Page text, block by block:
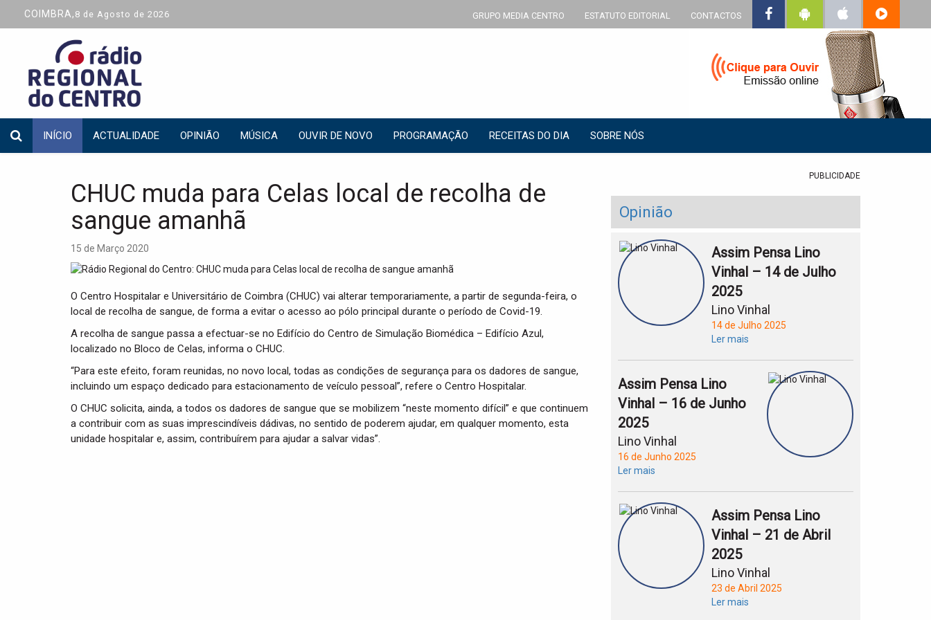
COIMBRA, 8 de Agosto de 2026 GRUPO MEDIA CENTRO ESTATUTO EDITORIAL CONTACTOS
INÍCIO ACTUALIDADE OPINIÃO MÚSICA OUVIR DE NOVO PROGRAMAÇÃO RECEITAS DO DIA SOBRE NÓS
CHUC muda para Celas local de recolha de
sangue amanhã
15 de Março 2020
O Centro Hospitalar e Universitário de Coimbra (CHUC) vai alterar temporariamente, a partir de segunda-feira, o
local de recolha de sangue, de forma a evitar o acesso ao pólo principal durante o período de Covid-19.
A recolha de sangue passa a efectuar-se no Edifício do Centro de Simulação Biomédica – Edifício Azul,
localizado no Bloco de Celas, informa o CHUC.
“Para este efeito, foram reunidas, no novo local, todas as condições de segurança para os dadores de sangue,
incluindo um espaço dedicado para estacionamento de veículo pessoal”, refere o Centro Hospitalar.
O CHUC solicita, ainda, a todos os dadores de sangue que se mobilizem “neste momento difícil” e que continuem
a contribuir com as suas imprescindíveis dádivas, no sentido de poderem ajudar, em qualquer momento, esta
unidade hospitalar e, assim, contribuírem para ajudar a salvar vidas”.
PUBLICIDADE
Opinião
Assim Pensa Lino
Vinhal – 14 de Julho
2025
Lino Vinhal
14 de Julho 2025
Ler mais
Assim Pensa Lino
Vinhal – 16 de Junho
2025
Lino Vinhal
16 de Junho 2025
Ler mais
Assim Pensa Lino
Vinhal – 21 de Abril
2025
Lino Vinhal
23 de Abril 2025
Ler mais